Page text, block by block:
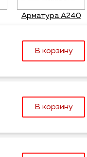
Арматура А240
В корзину
В корзину